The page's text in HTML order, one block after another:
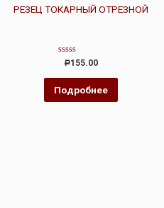
РЕЗЕЦ ТОКАРНЫЙ ОТРЕЗНОЙ
Оценка
из
Р155.00
Подробнее